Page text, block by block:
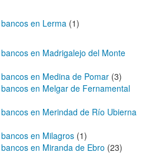
en Lerma (1)
en Madrigalejo del Monte
en Medina de Pomar (3)
en Melgar de Fernamental
en Merindad de Río Ubierna
en Milagros (1)
en Miranda de Ebro (23)